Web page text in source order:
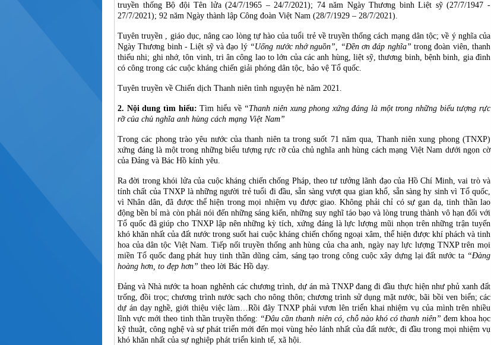
truyền thống Bộ đội Tên lửa (24/7/1965 – 24/7/2021); 74 năm Ngày Thương binh Liệt sỹ (27/7/1947 -
27/7/2021); 92 năm Ngày thành lập Công đoàn Việt Nam (28/7/1929 – 28/7/2021).
Tuyên truyền , giáo dục, nâng cao lòng tự hào của tuổi trẻ về truyền thống cách mạng dân tộc; về ý nghĩa của
Ngày Thương binh - Liệt sỹ và đạo lý “Uống nước nhớ nguồn”, “Đền ơn đáp nghĩa” trong đoàn viên, thanh
thiếu nhi; ghi nhớ, tôn vinh, tri ân công lao to lớn của các anh hùng, liệt sỹ, thương binh, bệnh binh, gia đình
có công trong các cuộc kháng chiến giải phóng dân tộc, bảo vệ Tổ quốc.
Tuyên truyền về Chiến dịch Thanh niên tình nguyện hè năm 2021.
2. Nội dung tìm hiểu:Tìm hiểu về “Thanh niên xung phong xứng đáng là một trong những biểu tượng rực
rỡ của chủ nghĩa anh hùng cách mạng Việt Nam”
Trong các phong trào yêu nước của thanh niên ta trong suốt 71 năm qua, Thanh niên xung phong (TNXP)
xứng đáng là một trong những biểu tượng rực rỡ của chủ nghĩa anh hùng cách mạng Việt Nam dưới ngọn cờ
của Đảng và Bác Hồ kính yêu.
Ra đời trong khói lửa của cuộc kháng chiến chống Pháp, theo tư tưởng lãnh đạo của Hồ Chí Minh, vai trò và
tính chất của TNXP là những người trẻ tuổi đi đầu, sẵn sàng vượt qua gian khổ, sẵn sàng hy sinh vì Tổ quốc,
vì Nhân dân, đã được thể hiện trong mọi nhiệm vụ được giao. Không phải chỉ có sự gan dạ, tinh thần lao
động bền bỉ mà còn phải nói đến những sáng kiến, những suy nghĩ táo bạo và lòng trung thành vô hạn đối với
Tổ quốc đã giúp cho TNXP lập nên những kỳ tích, xứng đáng là lực lượng mũi nhọn trên những trận tuyến
khó khăn nhất của đất nước trong suốt hai cuộc kháng chiến chống ngoại xâm, thể hiện được khí phách và tinh
hoa của dân tộc Việt Nam. Tiếp nối truyền thống anh hùng của cha anh, ngày nay lực lượng TNXP trên mọi
miền Tổ quốc đang phát huy tinh thần dũng cảm, sáng tạo trong công cuộc xây dựng lại đất nước ta “Đàng
hoàng hơn, to đẹp hơn” theo lời Bác Hồ dạy.
Đảng và Nhà nước ta hoan nghênh các chương trình, dự án mà TNXP đang đi đầu thực hiện như phủ xanh đất
trống, đồi trọc; chương trình nước sạch cho nông thôn; chương trình sử dụng mặt nước, bãi bồi ven biển; các
dự án dạy nghề, giới thiệu việc làm…Rồi đây TNXP phải vươn lên triển khai nhiệm vụ của mình trên nhiều
lĩnh vực mới theo tinh thần truyền thống: “Đâu cần thanh niên có, chỗ nào khó có thanh niên” đem khoa học
kỹ thuật, công nghệ và sự phát triển mới đến mọi vùng hẻo lánh nhất của đất nước, đi đầu trong mọi nhiệm vụ
khó khăn nhất của sự nghiệp phát triển kinh tế, xã hội.